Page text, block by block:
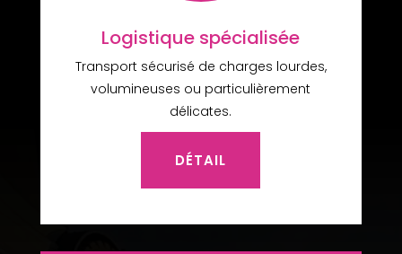
Logistique spécialisée
Transport sécurisé de charges lourdes,
volumineuses ou particulièrement
délicates.
DÉTAIL